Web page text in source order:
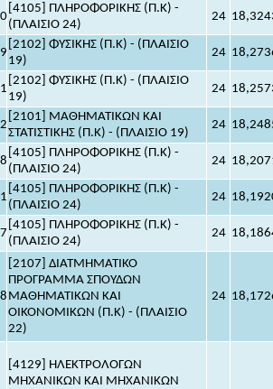
[4105] ΠΛΗΡΟΦΟΡΙΚΗΣ (Π.Κ) -
(ΠΛΑΙΣΙΟ 24)
24
[2102] ΦΥΣΙΚΗΣ (Π.Κ) - (ΠΛΑΙΣΙΟ
19)
24
[2102] ΦΥΣΙΚΗΣ (Π.Κ) - (ΠΛΑΙΣΙΟ
19)
24
[2101] ΜΑΘΗΜΑΤΙΚΩΝ ΚΑΙ
ΣΤΑΤΙΣΤΙΚΗΣ (Π.Κ) - (ΠΛΑΙΣΙΟ 19)
24
[4105] ΠΛΗΡΟΦΟΡΙΚΗΣ (Π.Κ) -
(ΠΛΑΙΣΙΟ 24)
24
[4105] ΠΛΗΡΟΦΟΡΙΚΗΣ (Π.Κ) -
(ΠΛΑΙΣΙΟ 24)
24
[4105] ΠΛΗΡΟΦΟΡΙΚΗΣ (Π.Κ) -
(ΠΛΑΙΣΙΟ 24)
24
[2107] ΔΙΑΤΜΗΜΑΤΙΚΟ
ΠΡΟΓΡΑΜΜΑ ΣΠΟΥΔΩΝ
ΜΑΘΗΜΑΤΙΚΩΝ ΚΑΙ
ΟΙΚΟΝΟΜΙΚΩΝ (Π.Κ) - (ΠΛΑΙΣΙΟ
22)
24
[4129] ΗΛΕΚΤΡΟΛΟΓΩΝ
ΜΗΧΑΝΙΚΩΝ ΚΑΙ ΜΗΧΑΝΙΚΩΝ